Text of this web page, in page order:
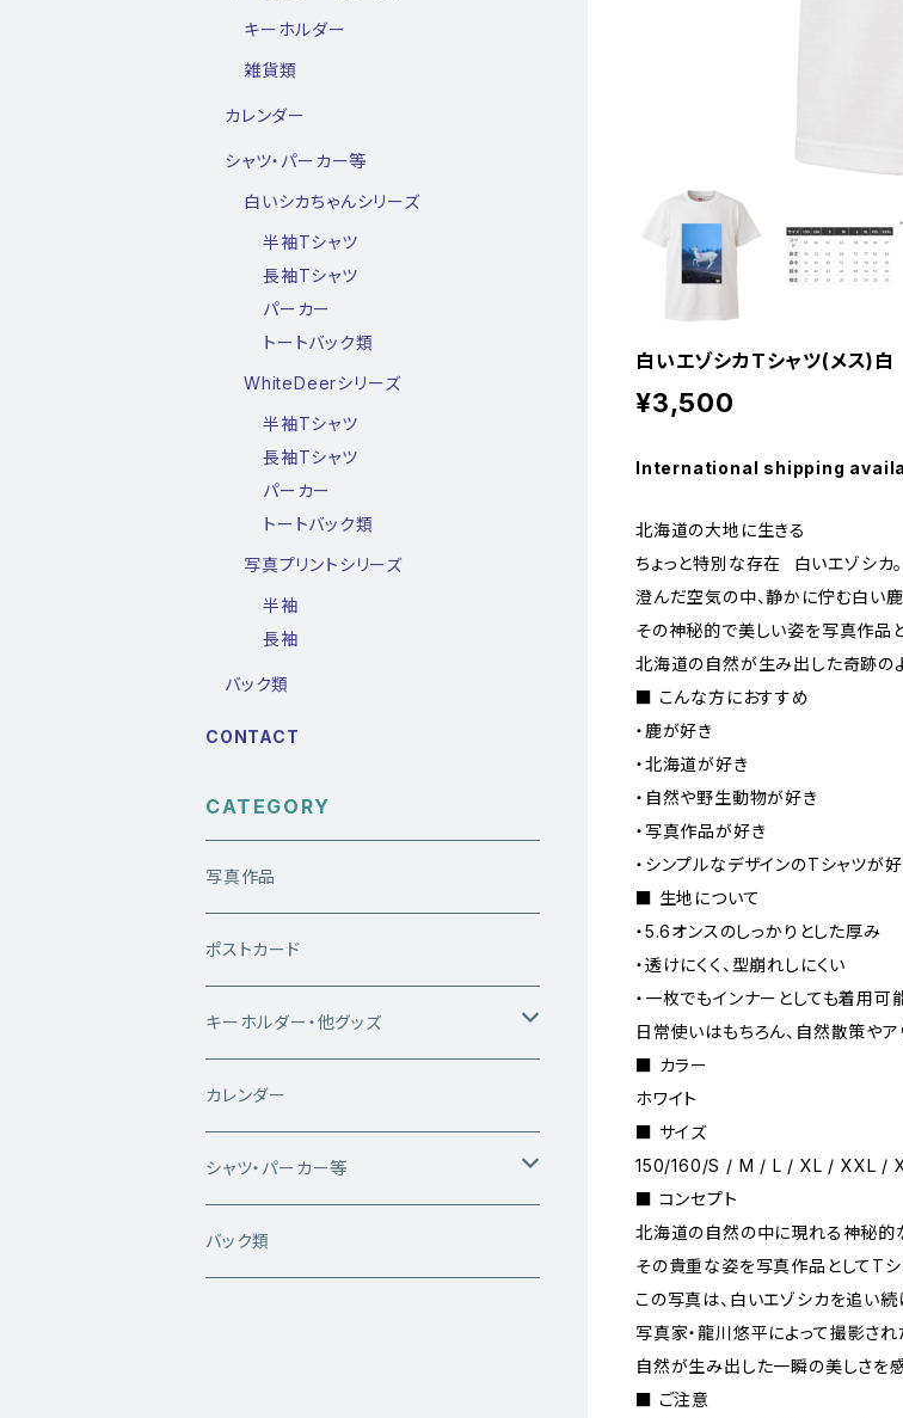
白いエゾシカTシャツ(メス)白
¥3,500
International shipping
北海道の大地に生きる
ちょっと特別な存在 ―― 白いエゾシカ。
澄んだ空気の中、静かに佇む白い鹿
その神秘的で美しい姿を写真作品
北海道の自然が生み出した奇跡の
■ こんな方におすすめ
・鹿が好き
・北海道が好き
・自然や野生動物が好き
・写真作品が好き
・シンプルなデザインのTシャツが
■ 生地について
・5.6オンスのしっかりとした厚み
・透けにくく、型崩れしにくい
・一枚でもインナーとしても着用可
日常使いはもちろん、自然散策やア
■ カラー
ホワイト
■ サイズ
150/160/S / M / L / XL / XXL /
■ コンセプト
北海道の自然の中に現れる神秘的な
その貴重な姿を写真作品としてTシ
この写真は、白いエゾシカを追い続
写真家・龍川悠平によって撮影され
自然が生み出した一瞬の美しさを
■ ご注意
キーホルダー
雑貨類
カレンダー
シャツ・パーカー等
白いシカちゃんシリーズ
半袖Tシャツ
長袖Tシャツ
パーカー
トートバック類
WhiteDeerシリーズ
半袖Tシャツ
長袖Tシャツ
パーカー
トートバック類
写真プリントシリーズ
半袖
長袖
バック類
CONTACT
CATEGORY
写真作品
ポストカード
キーホルダー・他グッズ
キーホルダー
雑貨類
カレンダー
シャツ・パーカー等
白いシカちゃんシリーズ
バック類